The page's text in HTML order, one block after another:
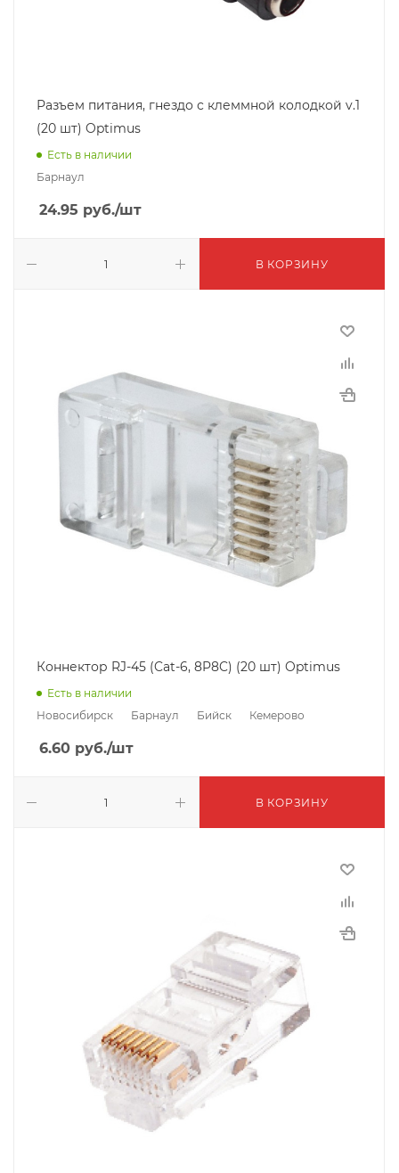
Разъем питания, гнездо с клеммной колодкой v.1
(20 шт) Optimus
Есть в наличии
Барнаул
24.95 руб./шт
В КОРЗИНУ
Коннектор RJ-45 (Cat-6, 8P8C) (20 шт) Optimus
Есть в наличии
Новосибирск
Барнаул Бийск Кемерово
6.60 руб./шт
В КОРЗИНУ